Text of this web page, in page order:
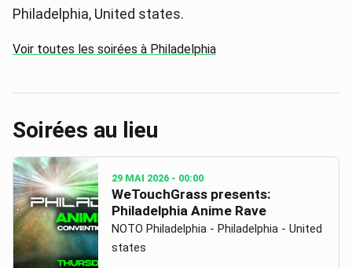
Philadelphia, United states.
Voir toutes les soirées à Philadelphia
Soirées au lieu
29 MAI 2026 - 00:00
WeTouchGrass presents:
Philadelphia Anime Rave
NOTO Philadelphia - Philadelphia - United
states